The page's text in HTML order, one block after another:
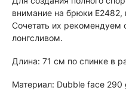
внимание на брюки Е2482,
Сочетать их рекомендуем
лонгсливом.
Длина: 71 см по спинке в
Материал: Dubble face 290